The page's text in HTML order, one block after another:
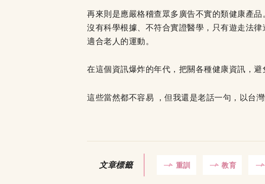
再來則是應嚴格稽查眾多廣告不實的類健康產
沒有科學根據、不符合實證醫學，只有遊走法
適合老人的運動。
在這個資訊爆炸的年代，把關各種健康資訊，
這些當然都不容易 ，但我還是老話一句，以台
文章標籤 重訓 教育